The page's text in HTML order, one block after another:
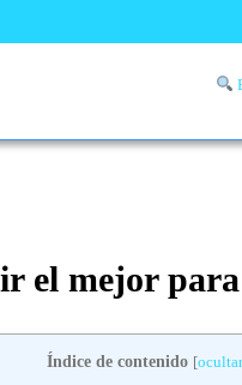
el mejor
Índice de contenido [ocultar